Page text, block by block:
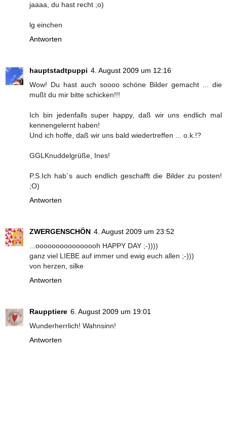
jaaaa, du hast recht ;o)
lg einchen
Antworten
hauptstadtpuppi 4. August 2009 um 12:16
Wow! Du hast auch soooo schöne Bilder gemacht ... die
mußt du mir bitte schicken!!!
Ich bin jedenfalls super happy, daß wir uns endlich mal
kennengelernt haben!
Und ich hoffe, daß wir uns bald wiedertreffen ... o.k.!?
GGLKnuddelgrüße, Ines!
P.S.Ich hab´s auch endlich geschafft die Bilder zu posten!
;O)
Antworten
ZWERGENSCHÖN 4. August 2009 um 23:52
...oooooooooooooooh HAPPY DAY ;-))))
ganz viel LIEBE auf immer und ewig euch allen ;-)))
von herzen, silke
Antworten
Raupptiere 6. August 2009 um 19:01
Wunderherrlich! Wahnsinn!
Antworten